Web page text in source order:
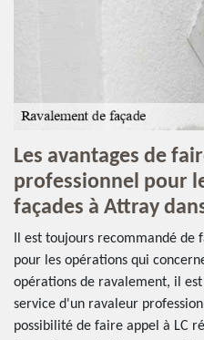
Les avantages de
professionnel pour
façades à Attray
Il est toujours recommandé de
pour les opérations qui
opérations de ravalement, il
service d'un ravaleur
possibilité de faire appel à LC